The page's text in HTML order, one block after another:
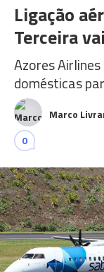
Ligação
Terceira
Azores
domésticas
Marco
0